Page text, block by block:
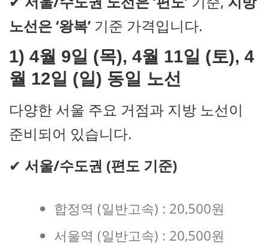
노선은 ‘왕복’ 기준 가격입니다.
1) 4월 9일 (목), 4월 11일 (토), 4
월 12일 (일) 동일 노선
다양한 서울 주요 거점과 지방 노선이
준비되어 있습니다.
✔ 서울/수도권 (편도 기준)
합정역 (일반고속) : 20,500원
서울역 (일반고속) : 20,500원